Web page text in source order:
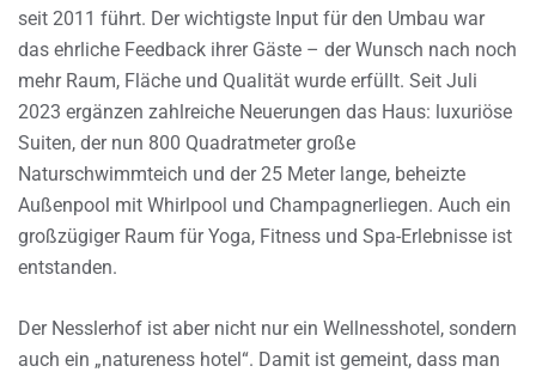
seit 2011 führt. Der wichtigste Input für den Umbau war
das ehrliche Feedback ihrer Gäste – der Wunsch nach noch
mehr Raum, Fläche und Qualität wurde erfüllt. Seit Juli
2023 ergänzen zahlreiche Neuerungen das Haus: luxuriöse
Suiten, der nun 800 Quadratmeter große
Naturschwimmteich und der 25 Meter lange, beheizte
Außenpool mit Whirlpool und Champagnerliegen. Auch ein
großzügiger Raum für Yoga, Fitness und Spa-Erlebnisse ist
entstanden.
Der Nesslerhof ist aber nicht nur ein Wellnesshotel, sondern
auch ein „natureness hotel“. Damit ist gemeint, dass man